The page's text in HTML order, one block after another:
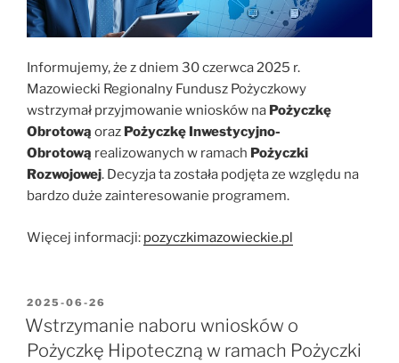
Poręczeniowych”
Informujemy, że z dniem 30 czerwca 2025 r.
Mazowiecki Regionalny Fundusz Pożyczkowy
wstrzymał przyjmowanie wniosków na Pożyczkę
Obrotową oraz Pożyczkę Inwestycyjno-
Obrotową realizowanych w ramach Pożyczki
Rozwojowej. Decyzja ta została podjęta ze względu na
bardzo duże zainteresowanie programem.
Więcej informacji: pozyczkimazowieckie.pl
OPUBLIKOWANE
W
2025-06-26
Wstrzymanie naboru wniosków o
Pożyczkę Hipoteczną w ramach Pożyczki